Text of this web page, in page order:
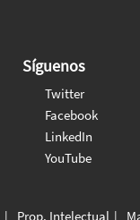
Síguenos
Twitter
Facebook
LinkedIn
YouTube
Prop. Intelectual